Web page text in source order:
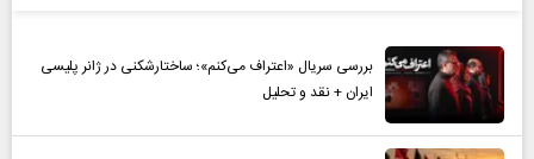
بررسی سریال «اعتراف می‌کنم»؛ ساختارشکنی در ژانر پلیسی
ایران + نقد و تحلیل